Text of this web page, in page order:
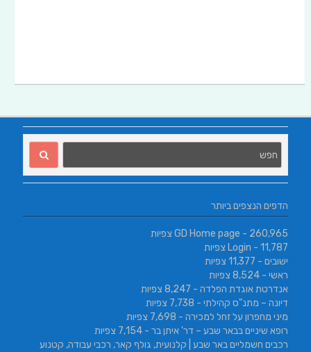
הדפים הנצפים ביותר
GD Home page - 260,965 צפיות
Login - 11,787 צפיות
ישובים - 11,377 צפיות
ראשי - 8,524 צפיות
אנדרטת אוגדת הפלדה - 8,247 צפיות
דיונה – מתנ"ס קהילתי - 7,738 צפיות
מיני מחפרון על זחל למכירה - 7,698 צפיות
רופא שיניים בבאר שבע – דר' איתן בר - 7,154 צפיות
רכבים חשמליים באר שבע | קלנועית, גולף קאר, רכבי עבודה, קטנוע